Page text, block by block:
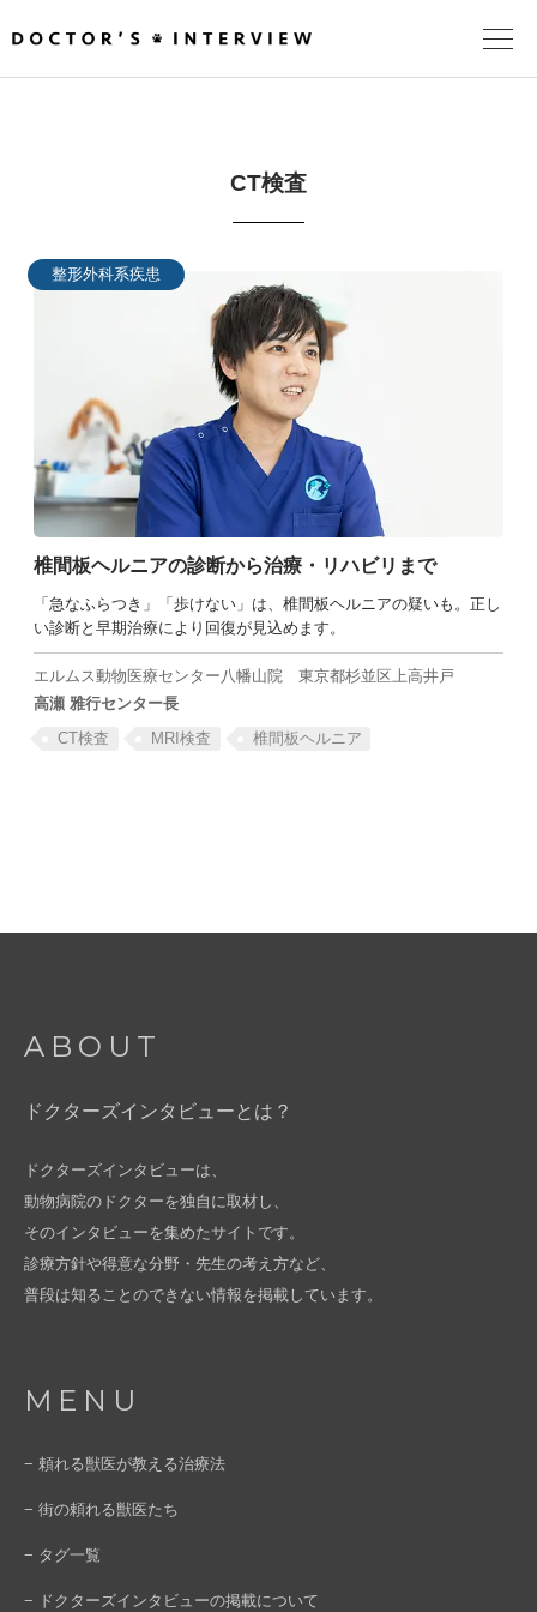
頼れるドクターが教える治療法
街の頼れるドクターたち
SEARCH
CT検査
整形外科系疾患
椎間板ヘルニアの診断から治療・リハビリまで
「急なふらつき」「歩けない」は、椎間板ヘルニアの疑いも。正し
い診断と早期治療により回復が見込めます。
エルムス動物医療センター八幡山院 東京都杉並区上高井戸
高瀬 雅行センター長
CT検査
MRI検査 椎間板ヘルニア
ABOUT
ドクターズインタビューとは？
ドクターズインタビューは、
動物病院のドクターを独自に取材し、
そのインタビューを集めたサイトです。
診療方針や得意な分野・先生の考え方など、
普段は知ることのできない情報を掲載しています。
MENU
− 頼れる獣医が教える治療法
− 街の頼れる獣医たち
− タグ一覧
− ドクターズインタビューの掲載について